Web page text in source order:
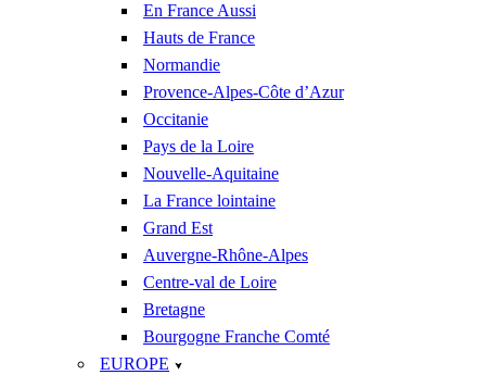
En France Aussi
Hauts de France
Normandie
Provence-Alpes-Côte d’Azur
Occitanie
Pays de la Loire
Nouvelle-Aquitaine
La France lointaine
Grand Est
Auvergne-Rhône-Alpes
Centre-val de Loire
Bretagne
Bourgogne Franche Comté
EUROPE